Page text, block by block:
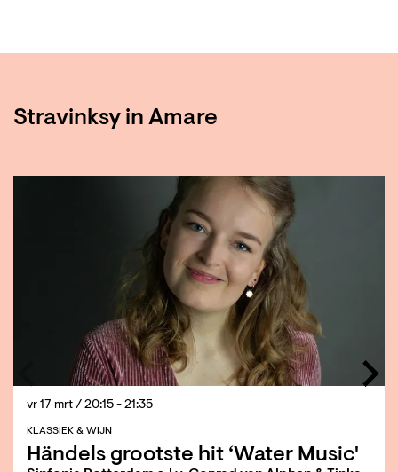
Stravinksy in Amare
Händels grootste hit ‘Water Music'
KLASSIEK & WIJN
vr 17 mrt / 20:15 - 21:35